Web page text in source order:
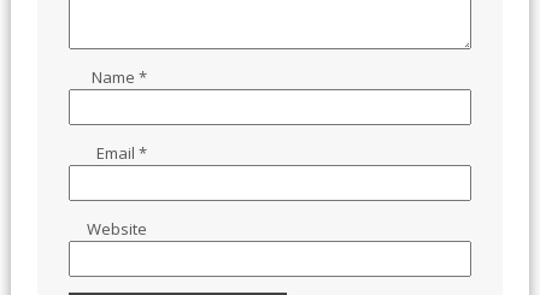
Name*
Email*
Website